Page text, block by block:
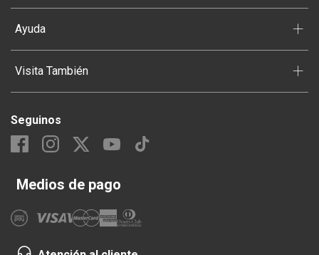
Ayuda +
Visita También +
Seguinos
Medios de pago